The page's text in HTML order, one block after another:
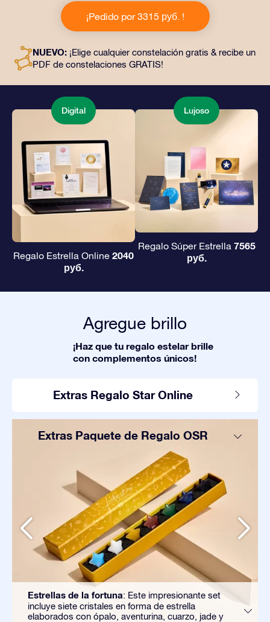
OSR! Este regalo incluye un bonito sobre y documentos
personalizados enviados a la dirección que elijas,
además de documentos digitales y el uso gratuito de
obsequiar un regalo eterno a amigos y seres queridos.
¡Pedido por 3315 руб. !
NUEVO: ¡Elige cualquier constelación gratis & recibe un
PDF de constelaciones GRATIS!
Digital
Regalo Estrella Online 2040
руб.
Lujoso
Regalo Súper Estrella 7565
руб.
Agregue brillo
¡Haz que tu regalo estelar brille
con complementos únicos!
Extras Regalo Star Online
Extras Paquete de Regalo OSR
Estrellas de la fortuna: Este impresionante set
incluye siete cristales en forma de estrella
elaborados con ópalo, aventurina, cuarzo, jade y